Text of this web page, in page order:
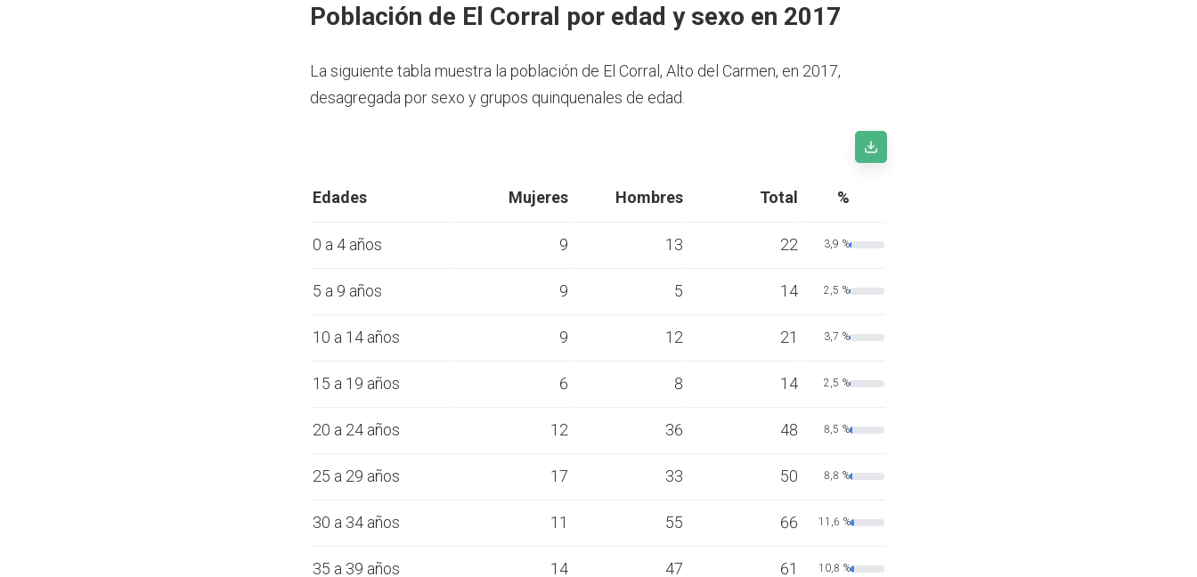
Población de El Corral por edad y sexo en 2017
La siguiente tabla muestra la población de El Corral, Alto del Carmen, en 2017,
desagregada por sexo y grupos quinquenales de edad.
Edades Mujeres Hombres Total %
0 a 4 años 9 13 22 3,9 %
5 a 9 años 9 5 14 2,5 %
10 a 14 años 9 12 21 3,7 %
15 a 19 años 6 8 14 2,5 %
20 a 24 años 12 36 48 8,5 %
25 a 29 años 17 33 50 8,8 %
30 a 34 años 11 55 66 11,6 %
35 a 39 años 14 47 61 10,8 %